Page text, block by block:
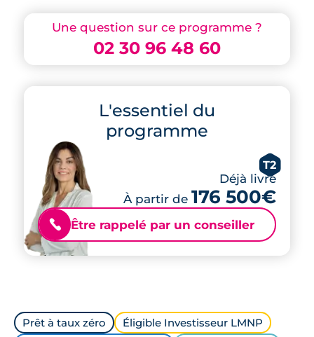
Une question sur ce programme ?
02 30 96 48 60
L'essentiel du
programme
T2
Déjà livré
À partir de 176 500€
📞 Être rappelé par un conseiller
Prêt à taux zéro
Éligible Investisseur LMNP